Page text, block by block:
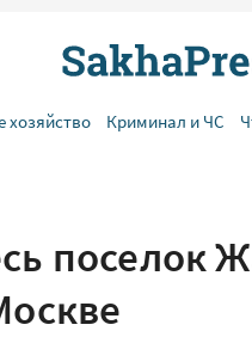
хозяйство Криминал и ЧС
поселок